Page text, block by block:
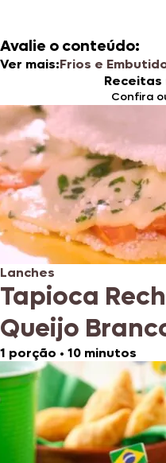
Avalie o conteúdo:
Ver mais:Frios e
Confira
Lanches
Tapioca
Queijo
1 porção • 10 minutos